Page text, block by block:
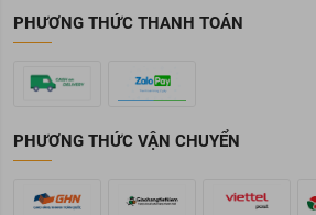
PHƯƠNG THỨC THANH TOÁN
PHƯƠNG THỨC VẬN CHUYỂN